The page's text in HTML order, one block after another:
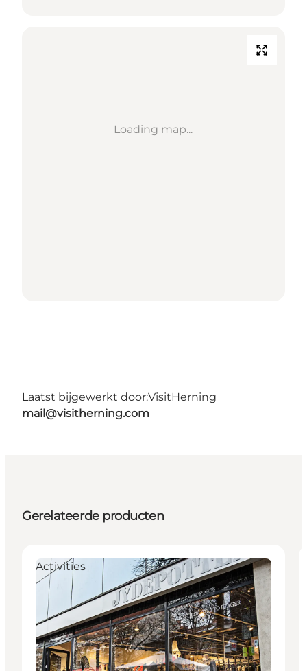
Loading map...
Laatst bijgewerkt door:VisitHerning
mail@visitherning.com
Gerelateerde producten
Activities